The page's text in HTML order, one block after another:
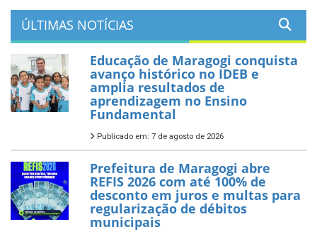
ÚLTIMAS NOTÍCIAS
Educação de Maragogi conquista
avanço histórico no IDEB e
amplia resultados de
aprendizagem no Ensino
Fundamental
Publicado em: 7 de agosto de 2026
Prefeitura de Maragogi abre
REFIS 2026 com até 100% de
desconto em juros e multas para
regularização de débitos
municipais